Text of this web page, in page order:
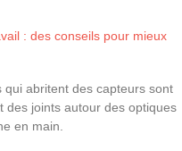
: des conseils pour mieux
qui abritent des capteurs sont
des joints autour des optiques
en main.